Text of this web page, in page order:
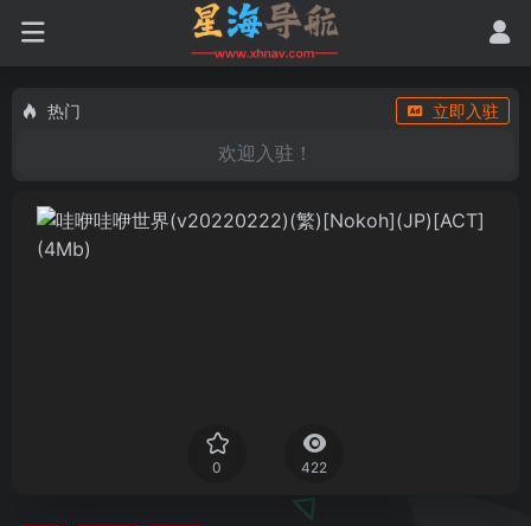
热门 立即入驻
欢迎入驻！
0 422